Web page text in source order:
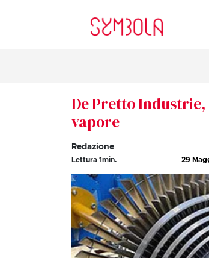
De Pretto
vapore
Redazione
Lettura1min. 29